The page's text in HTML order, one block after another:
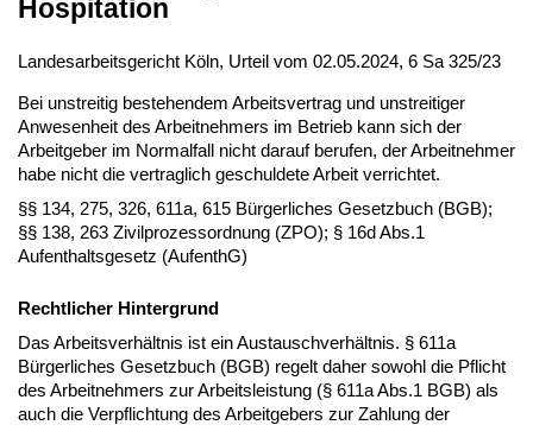
Hospitation
Landesarbeitsgericht Köln, Urteil vom 02.05.2024, 6 Sa 325/23
Bei unstreitig bestehendem Arbeitsvertrag und unstreitiger
Anwesenheit des Arbeitnehmers im Betrieb kann sich der
Arbeitgeber im Normalfall nicht darauf berufen, der Arbeitnehmer
habe nicht die vertraglich geschuldete Arbeit verrichtet.
§§ 134, 275, 326, 611a, 615 Bürgerliches Gesetzbuch (BGB);
§§ 138, 263 Zivilprozessordnung (ZPO); § 16d Abs.1
Aufenthaltsgesetz (AufenthG)
Rechtlicher Hintergrund
Das Arbeitsverhältnis ist ein Austauschverhältnis. § 611a
Bürgerliches Gesetzbuch (BGB) regelt daher sowohl die Pflicht
des Arbeitnehmers zur Arbeitsleistung (§ 611a Abs.1 BGB) als
auch die Verpflichtung des Arbeitgebers zur Zahlung der